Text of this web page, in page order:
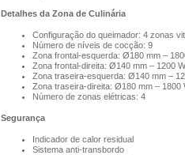
Detalhes da Zona de Culinária
Configuração do queimador: 4 zonas
Número de níveis de cocção: 9
Zona frontal‑esquerda: Ø180 mm –
Zona frontal‑direita: Ø140 mm – 1200 W
Zona traseira‑esquerda: Ø140 mm –
Zona traseira‑direita: Ø180 mm – 1800
Número de zonas elétricas: 4
Segurança
Indicador de calor residual
Sistema anti‑transbordo